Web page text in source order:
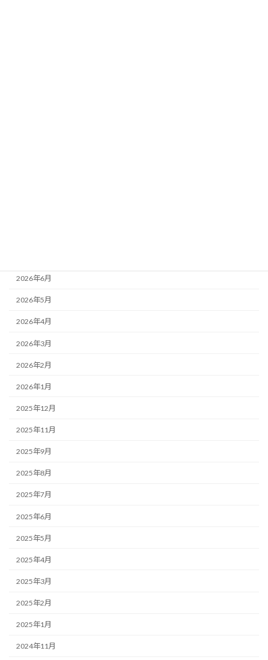
2026年6月
2026年5月
2026年4月
2026年3月
2026年2月
2026年1月
2025年12月
2025年11月
2025年9月
2025年8月
2025年7月
2025年6月
2025年5月
2025年4月
2025年3月
2025年2月
2025年1月
2024年11月